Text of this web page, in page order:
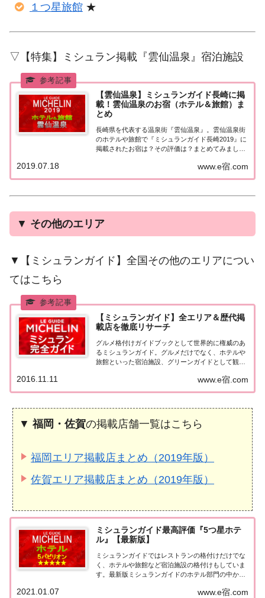
１つ星旅館 ★
▽【特集】ミシュラン掲載『雲仙温泉』宿泊施設
【雲仙温泉】ミシュランガイド長崎に掲
載！雲仙温泉のお宿（ホテル＆旅館）ま
とめ
長崎県を代表する温泉街『雲仙温泉』。雲仙温泉街
のホテルや旅館で『ミシュランガイド長崎2019』に
掲載されたお宿は？その評価は？まとめてみました
イド長崎2019とは？2019年7月13日に発売された
「ミシュランガイド福岡・佐賀・長崎 2...
www.e宿.com
2019.07.18
▼ その他のエリア
▼【ミシュランガイド】全国その他のエリアについ
てはこちら
【ミシュランガイド】全エリア＆歴代掲
載店を徹底リサーチ
グルメ格付けガイドブックとして世界的に権威のあ
るミシュランガイド。グルメだけでなく、ホテルや
旅館といった宿泊施設、グリーンガイドとして観光
本版としては、2007年11月20日に「ミシュランガイ
ド東京版2008」が発売されてからエリアを...
www.e宿.com
2016.11.11
▼ 福岡・佐賀の掲載店舗一覧はこちら
福岡エリア掲載店まとめ（2019年版）
佐賀エリア掲載店まとめ（2019年版）
ミシュランガイド最高評価『5つ星ホテ
ル』【最新版】
ミシュランガイドではレストランの格付けだけでな
く、ホテルや旅館など宿泊施設の格付けもしていま
す。最新版ミシュランガイドのホテル部門の中から
をまとめてみました♪ いずれのホテルも人気ランキ
www.e宿.com
2021.01.07